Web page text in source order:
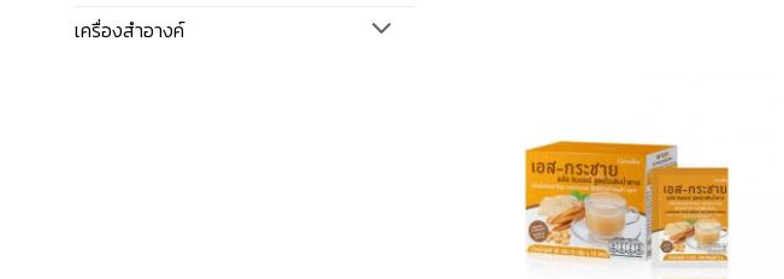
เครื่องสำอางค์